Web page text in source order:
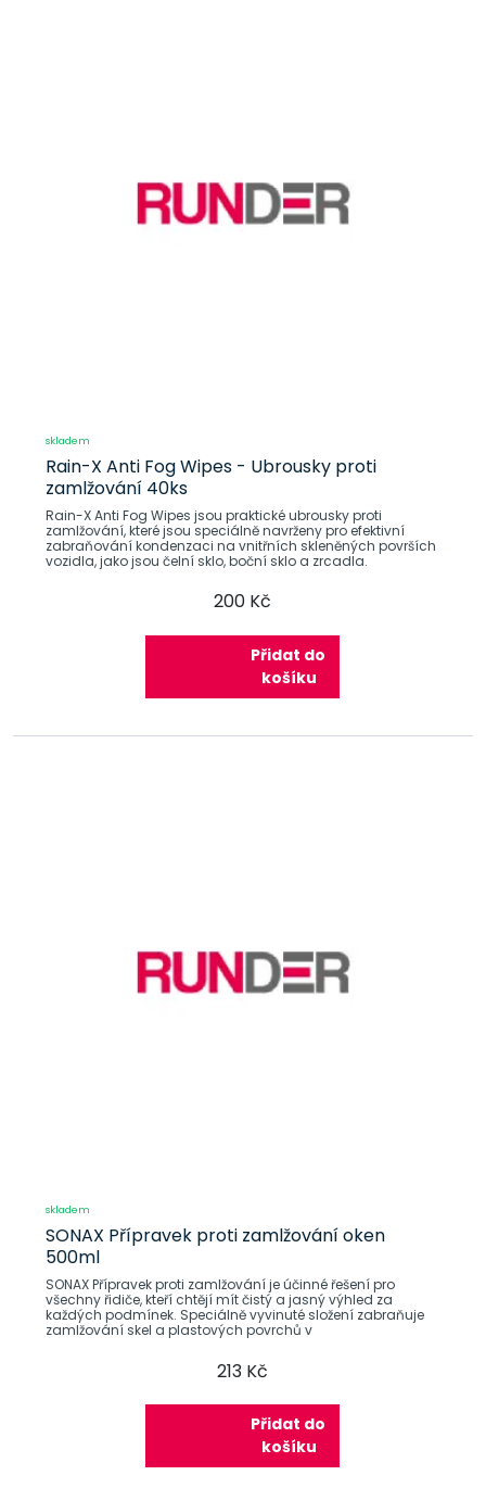
skladem
Rain-X Anti Fog Wipes - Ubrousky proti
zamlžování 40ks
Rain-X Anti Fog Wipes jsou praktické ubrousky proti
zamlžování, které jsou speciálně navrženy pro efektivní
zabraňování kondenzaci na vnitřních skleněných površích
vozidla, jako jsou čelní sklo, boční sklo a zrcadla.
200 Kč
Přidat do
košíku
skladem
SONAX Přípravek proti zamlžování oken
500ml
SONAX Přípravek proti zamlžování je účinné řešení pro
všechny řidiče, kteří chtějí mít čistý a jasný výhled za
každých podmínek. Speciálně vyvinuté složení zabraňuje
zamlžování skel a plastových povrchů v
213 Kč
Přidat do
košíku